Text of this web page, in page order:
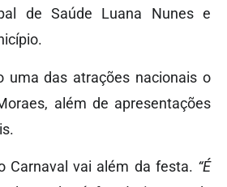
de Saúde Luana Nunes e
uma das atrações nacionais o
além de apresentações
Carnaval vai além da festa. “É